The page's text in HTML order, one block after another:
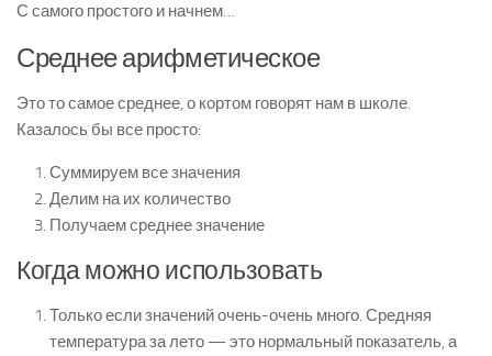
С самого простого и начнем…
Среднее арифметическое
Это то самое среднее, о кортом говорят нам в школе.
Казалось бы все просто:
Суммируем все значения
Делим на их количество
Получаем среднее значение
Когда можно использовать
Только если значений очень-очень много. Средняя
температура за лето — это нормальный показатель, а